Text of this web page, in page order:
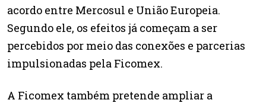
acordo entre Mercosul e União Europeia.
Segundo ele, os efeitos já começam a ser
percebidos por meio das conexões e parcerias
impulsionadas pela Ficomex.
A Ficomex também pretende ampliar a